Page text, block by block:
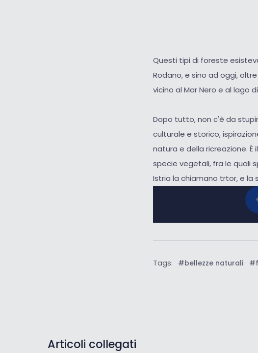
Questi tipi di foreste
Rodano, e sino ad oggi,
vicino al Mar Nero e al lago
Dopo tutto, non c'è da
culturale e storico,
natura e della ricreazione.
specie vegetali, fra le quali
Istria la chiamano trtor, e la
Tags: #bellezze naturali
Articoli collegati